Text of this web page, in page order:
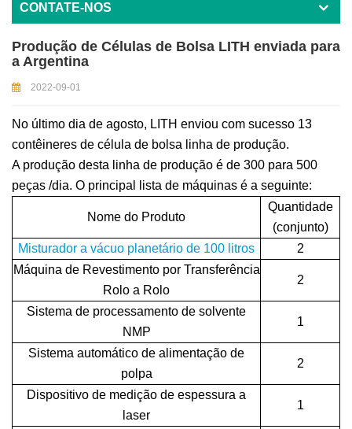
CONTATE-NOS
Produção de Células de Bolsa LITH enviada para
a Argentina
2022-09-01
No último dia de agosto, LITH enviou com sucesso 13
contêineres de célula de bolsa linha de produção.
A produção desta linha de produção é de 300 para 500
peças /dia. O principal lista de máquinas é a seguinte:
Nome do Produto
Quantidade
(conjunto)
Misturador a vácuo planetário de 100 litros
2
Máquina de Revestimento por Transferência
Rolo a Rolo
2
Sistema de processamento de solvente
NMP
1
Sistema automático de alimentação de
polpa
2
Dispositivo de medição de espessura a
laser
1